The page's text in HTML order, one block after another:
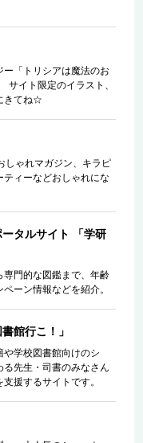
「トリシアは魔法のお
イト限定のイラスト、
きてね☆
しゃれマガジン、キラピ
ィーなどおしゃれにな
タルサイト 「学研
門的な図鑑まで、年齢
ーン情報などを紹介。
館行こ！」
学校図書館向けのシ
先生・司書のみなさん
援するサイトです。